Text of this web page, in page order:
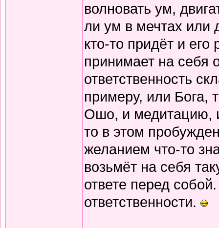
волновать ум,
ли ум в мечтах или
кто-то придёт и
принимает на себя
ответственность
примеру, или Бога,
Ошо, и медитацию,
то в этом
желанием что-то
возьмёт на себя
ответе перед
ответственности.